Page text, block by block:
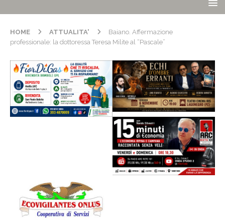
HOME ATTUALITA'
Baiano. Affermazione
professionale: la dottoressa Teresa Milite al “Pascale”